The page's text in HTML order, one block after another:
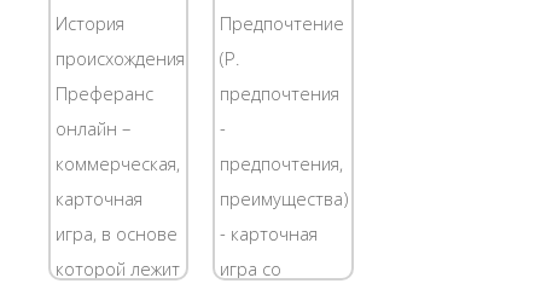
История
происхождения
Преферанс
онлайн –
коммерческая,
карточная
игра, в основе
которой лежит
Предпочтение
(P.
предпочтения
-
предпочтения,
преимущества)
- карточная
игра со